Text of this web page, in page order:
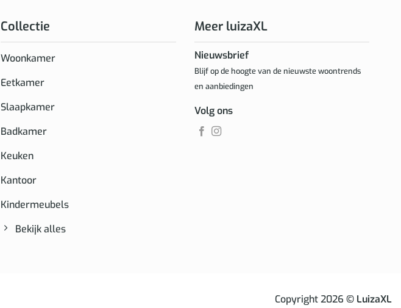
Collectie
Woonkamer
Eetkamer
Slaapkamer
Badkamer
Keuken
Kantoor
Kindermeubels
Bekijk alles
Meer luizaXL
Nieuwsbrief
Blijf op de hoogte van de nieuwste woontrends
en aanbiedingen
Volg ons
Copyright 2026 © LuizaXL